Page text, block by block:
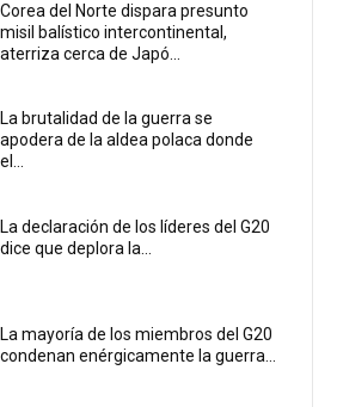
Corea del Norte dispara presunto
misil balístico intercontinental,
aterriza cerca de Japó...
La brutalidad de la guerra se
apodera de la aldea polaca donde
el...
La declaración de los líderes del G20
dice que deplora la...
La mayoría de los miembros del G20
condenan enérgicamente la guerra...